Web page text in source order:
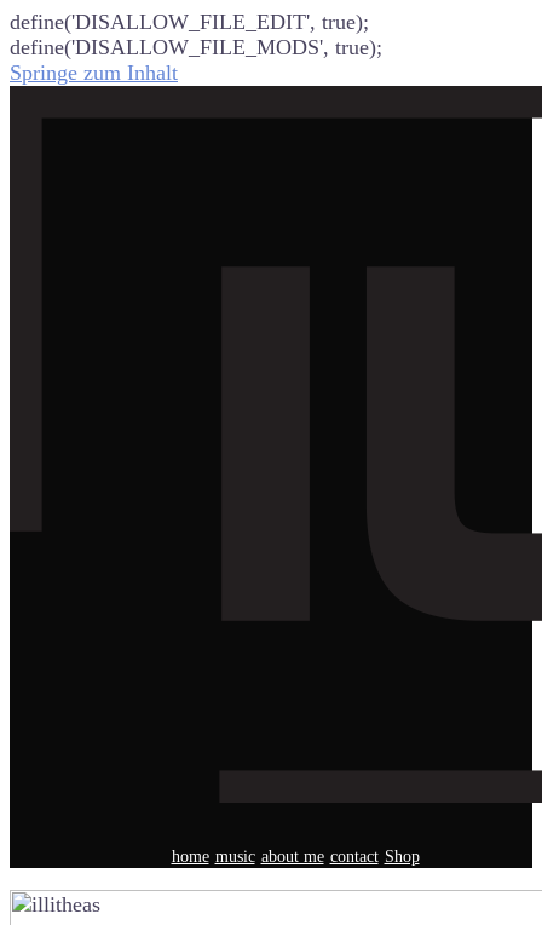
define('DISALLOW_FILE_EDIT', true);
define('DISALLOW_FILE_MODS', true);
Springe zum Inhalt
home music about me contact Shop